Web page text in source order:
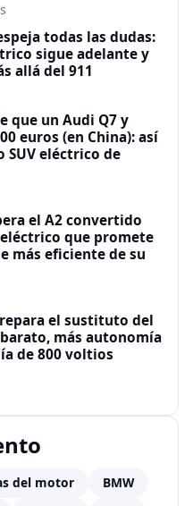
todas las dudas:
sigue adelante y
allá del 911
que un Audi Q7 y
euros (en China): así
SUV eléctrico de
el A2 convertido
eléctrico que promete
más eficiente de su
el sustituto del
barato, más autonomía
de 800 voltios
del motor
BMW